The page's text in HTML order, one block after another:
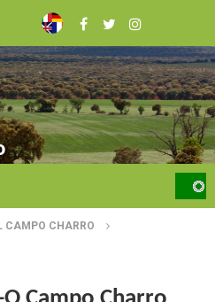
CAMPO CHARRO